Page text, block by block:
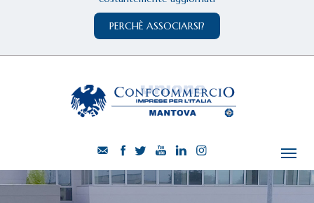
PERCHÈ ASSOCIARSI?